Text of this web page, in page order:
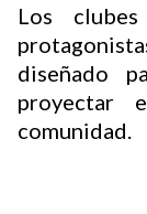
Los
diseñado
proyectar
comunidad.